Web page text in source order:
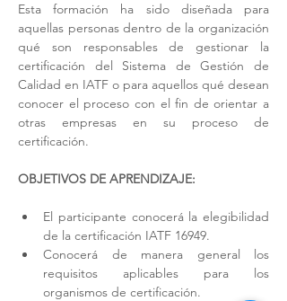
Esta formación ha sido diseñada para
aquellas personas dentro de la organización
qué son responsables de gestionar la
certificación del Sistema de Gestión de
Calidad en IATF o para aquellos qué desean
conocer el proceso con el fin de orientar a
otras empresas en su proceso de
certificación.
OBJETIVOS DE APRENDIZAJE:
El participante conocerá la elegibilidad
de la certificación IATF 16949.
Conocerá de manera general los
requisitos aplicables para los
organismos de certificación.